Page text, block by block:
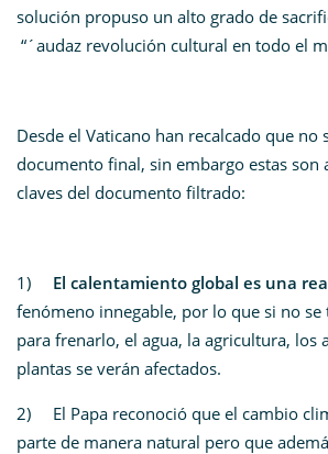
solución propuso un alto grado de
“´audaz revolución cultural en todo el
Desde el Vaticano han recalcado que no
documento final, sin embargo estas son
claves del documento filtrado:
1) El calentamiento global es una
fenómeno innegable, por lo que si no
para frenarlo, el agua, la agricultura, los
plantas se verán afectados.
2) El Papa reconoció que el cambio
parte de manera natural pero que